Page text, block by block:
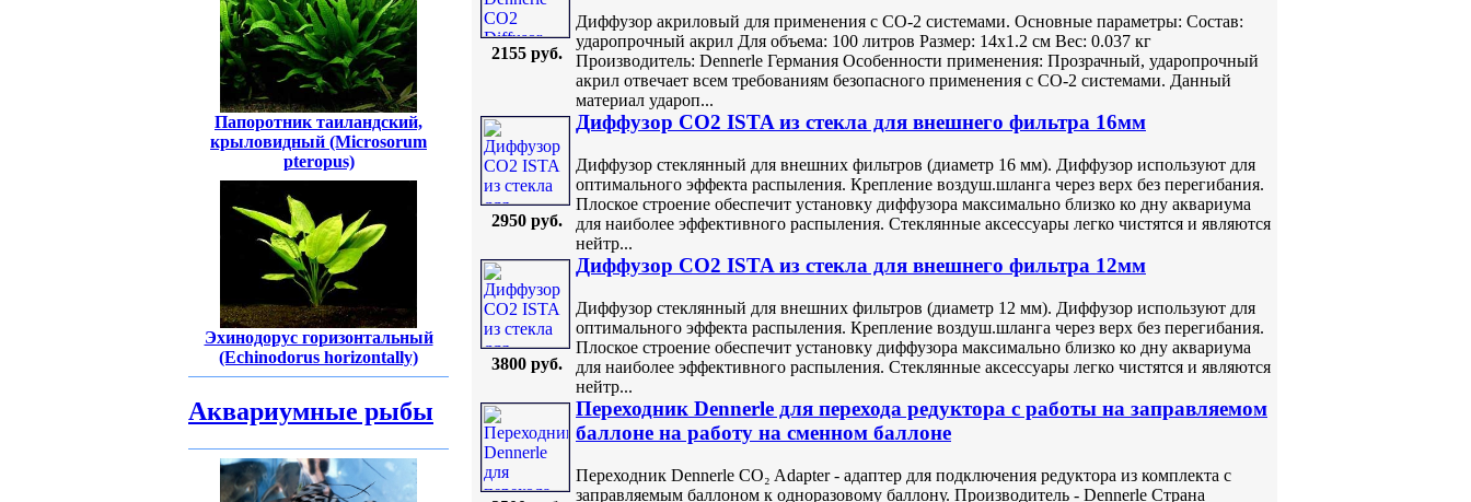
Папоротник таиландский,
крыловидный (Microsorum
pteropus)
Эхинодорус горизонтальный
(Echinodorus horizontally)
Аквариумные рыбы
2155 руб.
Диффузор акриловый для применения с СО-2 системами. Основные параметры: Состав:
ударопрочный акрил Для объема: 100 литров Размер: 14х1.2 см Вес: 0.037 кг
Производитель: Dennerle Германия Особенности применения: Прозрачный, ударопрочный
акрил отвечает всем требованиям безопасного применения с СО-2 системами. Данный
материал удароп...
2950 руб.
Диффузор СО2 ISTA из стекла для внешнего фильтра 16мм
Диффузор стеклянный для внешних фильтров (диаметр 16 мм). Диффузор используют для
оптимального эффекта распыления. Крепление воздуш.шланга через верх без перегибания.
Плоское строение обеспечит установку диффузора максимально близко ко дну аквариума
для наиболее эффективного распыления. Стеклянные аксессуары легко чистятся и являются
нейтр...
3800 руб.
Диффузор СО2 ISTA из стекла для внешнего фильтра 12мм
Диффузор стеклянный для внешних фильтров (диаметр 12 мм). Диффузор используют для
оптимального эффекта распыления. Крепление воздуш.шланга через верх без перегибания.
Плоское строение обеспечит установку диффузора максимально близко ко дну аквариума
для наиболее эффективного распыления. Стеклянные аксессуары легко чистятся и являются
нейтр...
Переходник Dennerle для перехода редуктора с работы на заправляемом
баллоне на работу на сменном баллоне
Переходник Dennerle CO₂ Adapter - адаптер для подключения редуктора из комплекта с
заправляемым баллоном к одноразовому баллону. Производитель - Dennerle Страна